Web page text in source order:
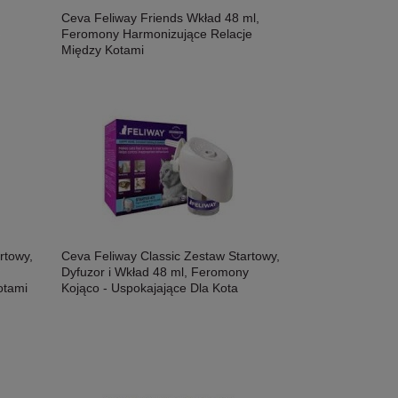
Ceva Feliway Friends Wkład 48 ml,
Feromony Harmonizujące Relacje
Między Kotami
Ceva Feliway Classic Zestaw Startowy,
Dyfuzor i Wkład 48 ml, Feromony
Kojąco - Uspokajające Dla Kota